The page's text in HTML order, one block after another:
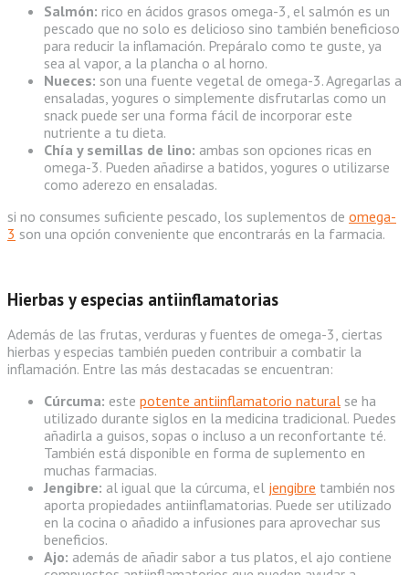
Salmón: rico en ácidos grasos omega-3, el salmón es un
pescado que no solo es delicioso sino también beneficioso
para reducir la inflamación. Prepáralo como te guste, ya
sea al vapor, a la plancha o al horno.
Nueces: son una fuente vegetal de omega-3. Agregarlas a
ensaladas, yogures o simplemente disfrutarlas como un
snack puede ser una forma fácil de incorporar este
nutriente a tu dieta.
Chía y semillas de lino: ambas son opciones ricas en
omega-3. Pueden añadirse a batidos, yogures o utilizarse
como aderezo en ensaladas.
si no consumes suficiente pescado, los suplementos de omega-
3 son una opción conveniente que encontrarás en la farmacia.
Hierbas y especias antiinflamatorias
Además de las frutas, verduras y fuentes de omega-3, ciertas
hierbas y especias también pueden contribuir a combatir la
inflamación. Entre las más destacadas se encuentran:
Cúrcuma: este potente antiinflamatorio natural se ha
utilizado durante siglos en la medicina tradicional. Puedes
añadirla a guisos, sopas o incluso a un reconfortante té.
También está disponible en forma de suplemento en
muchas farmacias.
Jengibre: al igual que la cúrcuma, el jengibre también nos
aporta propiedades antiinflamatorias. Puede ser utilizado
en la cocina o añadido a infusiones para aprovechar sus
beneficios.
Ajo: además de añadir sabor a tus platos, el ajo contiene